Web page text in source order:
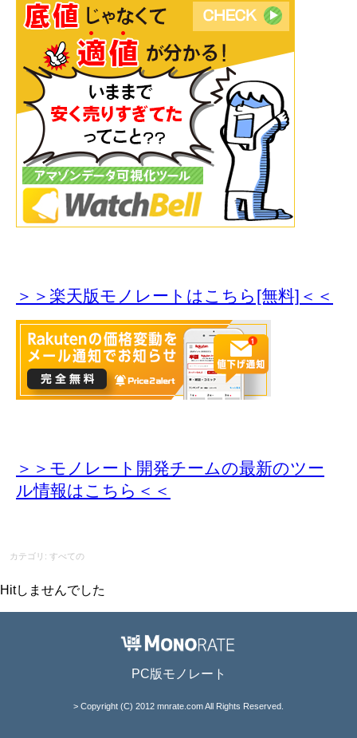
＞＞楽天版モノレートはこちら[無料]＜＜
＞＞モノレート開発チームの最新のツー
ル情報はこちら＜＜
カテゴリ: すべての
Hitしませんでした
PC版モノレート
> Copyright (C) 2012 mnrate.com All Rights Reserved.